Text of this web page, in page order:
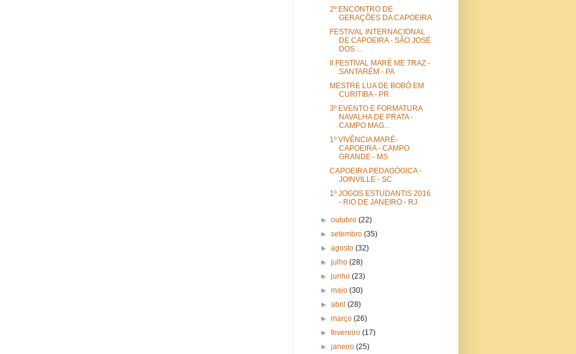
2º ENCONTRO DE
GERAÇÕES DA CAPOEIRA
FESTIVAL INTERNACIONAL
DE CAPOEIRA - SÃO JOSÉ
DOS ...
II FESTIVAL MARÉ ME TRAZ -
SANTARÉM - PA
MESTRE LUA DE BOBÓ EM
CURITIBA - PR
3º EVENTO E FORMATURA
NAVALHA DE PRATA -
CAMPO MAG...
1º VIVÊNCIA MARÉ-
CAPOEIRA - CAMPO
GRANDE - MS
CAPOEIRA PEDAGÓGICA -
JOINVILLE - SC
1º JOGOS ESTUDANTIS 2016
- RIO DE JANEIRO - RJ
►outubro(22)
►setembro(35)
►agosto(32)
►julho(28)
►junho(23)
►maio(30)
►abril(28)
►março(26)
►fevereiro(17)
►janeiro(25)